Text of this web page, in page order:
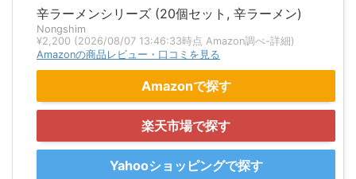
辛ラーメンシリーズ (20個セット, 辛ラーメン)
Nongshim
¥2,200 (2026/08/07 13:46:33時点 Amazon調べ-詳細)
Amazonの商品レビュー・口コミを見る
Amazonで探す
楽天市場で探す
Yahooショッピングで探す